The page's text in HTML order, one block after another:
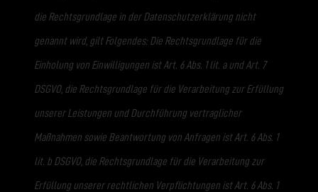
die Rechtsgrundlage in der Datenschutzerklärung nicht
genannt wird, gilt Folgendes: Die Rechtsgrundlage für die
Einholung von Einwilligungen ist Art. 6 Abs. 1 lit. a und Art. 7
DSGVO, die Rechtsgrundlage für die Verarbeitung zur Erfüllung
unserer Leistungen und Durchführung vertraglicher
Maßnahmen sowie Beantwortung von Anfragen ist Art. 6 Abs. 1
lit. b DSGVO, die Rechtsgrundlage für die Verarbeitung zur
Erfüllung unserer rechtlichen Verpflichtungen ist Art. 6 Abs. 1